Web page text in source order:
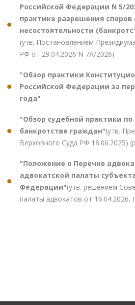
Российской Федерации N 5/
практике разрешения споров
несостоятельности
(утв. Постановлением
РФ от 29.04.2026 N 7А/2026)
"Обзор практики
Российской Федерации за
года"
"Обзор судебной практики
банкротстве граждан"(утв.
Верховного Суда РФ 18.06.2025)
"Положение о Перечне
адвокатской палаты
Федерации"(утв. решением
палаты адвокатов от 16.04.2026,